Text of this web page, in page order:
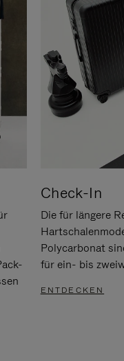
Check-In
Die für längere
Polycarbonat
für ein- bis
ENTDECKEN